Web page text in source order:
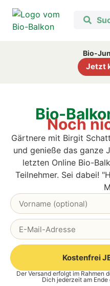
Bio-
Jetzt
Bio-
Noch
Gärtnere mit Birgit
und genieße das ganze
letzten Online Bio-
Teilnehmer. Sei dabei!
Kostenfrei
Alternative:
Der Versand erfolgt im Rahmen
Dich jederzeit am